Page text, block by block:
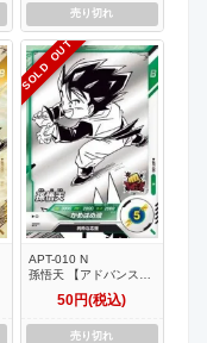
売り切れ
SOLD OUT
APT-010 N
孫悟天 【アドバンスパ
ック 40th Anniversary
Edition】50円(税込)
売り切れ